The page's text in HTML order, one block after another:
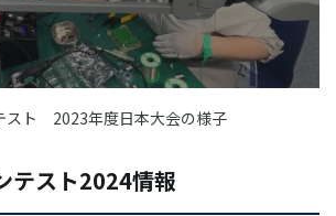
スト 2023年度日本大会の様子
テスト2024情報